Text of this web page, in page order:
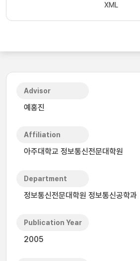
XML
Advisor
예홍진
Affiliation
아주대학교 정보통신전문대학원
Department
정보통신전문대학원 정보통신공학과
Publication Year
2005